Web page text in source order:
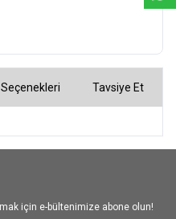
Tavsiye Et
için e-bültenimize abone olun!